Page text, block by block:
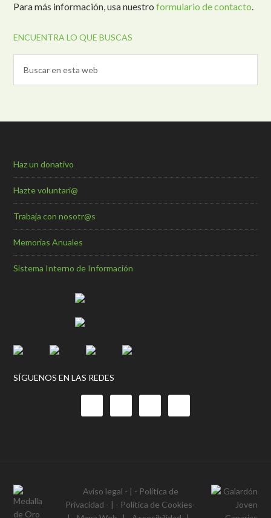
Para más información, usa nuestroformulario de contacto.
ENCUENTRA LO QUE BUSCAS
Haz un donativo
Hazte voluntari@
Trabaja con nosotr@s
Memorias Anuales
Sistema Interno de Información
SÍGUENOS EN LAS REDES
Aviso legal - | - Política de
Privacidad - | - Política de Cookies-